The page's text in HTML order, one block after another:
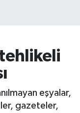
eşyalar,
gazeteler,